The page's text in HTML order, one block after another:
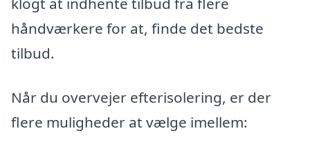
håndværkere for at, finde det bedste
tilbud.
Når du overvejer efterisolering, er der
flere muligheder at vælge imellem: